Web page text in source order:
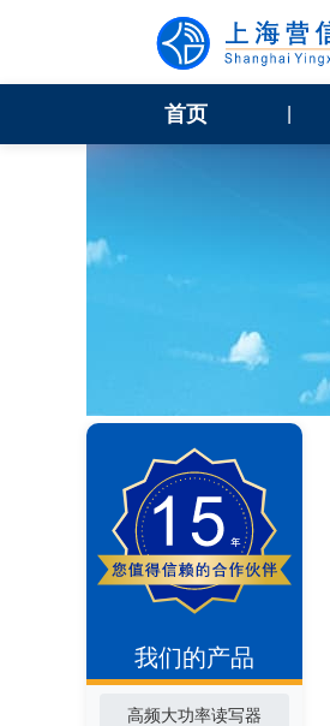
首页
我们的产品
高频大功率读写器